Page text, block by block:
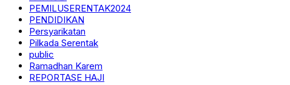
PEMILUSERENTAK2024
PENDIDIKAN
Persyarikatan
Pilkada Serentak
public
Ramadhan Karem
REPORTASE HAJI